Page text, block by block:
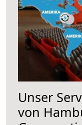
Unser
von